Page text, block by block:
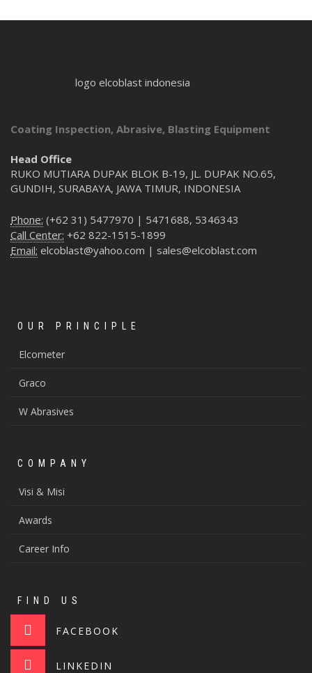
logo elcoblast indonesia
Coating Inspection, Abrasive, Blasting Equipment
Head Office
RUKO MUTIARA DUPAK BLOK B-19, JL. DUPAK NO.65,
GUNDIH, SURABAYA, JAWA TIMUR, INDONESIA
Phone: (+62 31) 5477970 | 5471688, 5346343
Call Center: +62 822-1515-1899
Email: elcoblast@yahoo.com | sales@elcoblast.com
OUR PRINCIPLE
Elcometer
Graco
W Abrasives
COMPANY
Visi & Misi
Awards
Career Info
FIND US
FACEBOOK
LINKEDIN